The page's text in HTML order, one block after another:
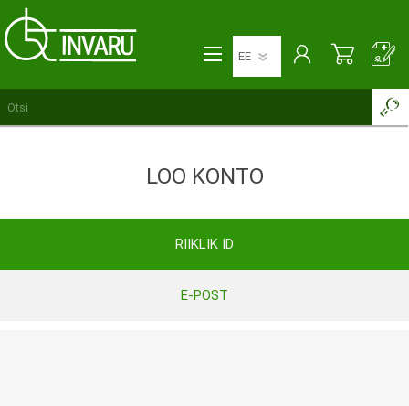
LOO KONTO
RIIKLIK ID
E-POST